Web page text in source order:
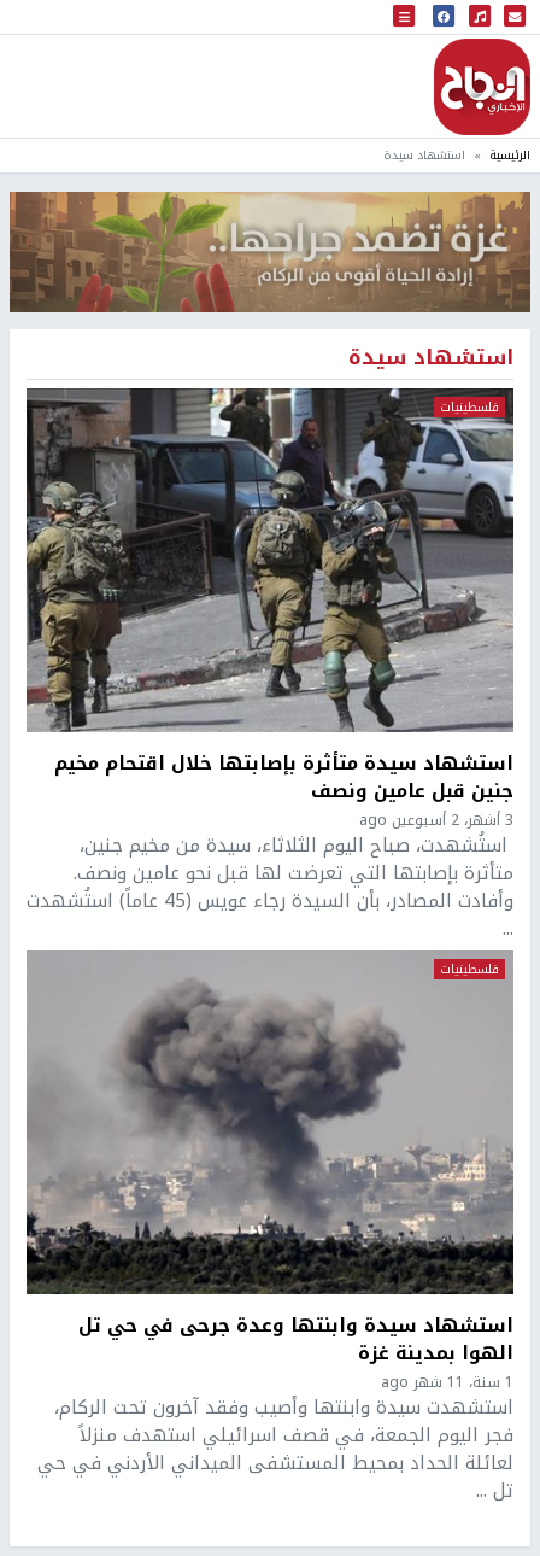
البث المباشر
إذاعة النجاح
الرئيسية استشهاد سيدة
استشهاد سيدة
فلسطينيات
استشهاد سيدة متأثرة بإصابتها خلال اقتحام مخيم
جنين قبل عامين ونصف
3 أشهر، 2 أسبوعين ago
استُشهدت، صباح اليوم الثلاثاء، سيدة من مخيم جنين،
متأثرة بإصابتها التي تعرضت لها قبل نحو عامين ونصف.
وأفادت المصادر، بأن السيدة رجاء عويس (45 عاماً) استُشهدت
...
فلسطينيات
استشهاد سيدة وابنتها وعدة جرحى في حي تل
الهوا بمدينة غزة
1 سنة، 11 شهر ago
استشهدت سيدة وابنتها وأصيب وفقد آخرون تحت الركام،
فجر اليوم الجمعة، في قصف اسرائيلي استهدف منزلاً
لعائلة الحداد بمحيط المستشفى الميداني الأردني في حي
تل ...